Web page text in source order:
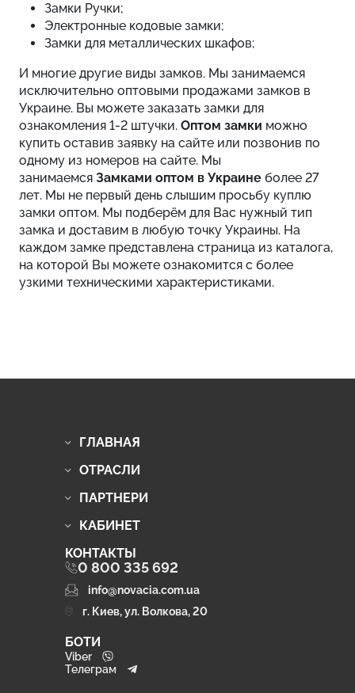
Замки Ручки;
Электронные кодовые замки;
Замки для металлических шкафов;
И многие другие виды замков. Мы занимаемся
исключительно оптовыми продажами замков в
Украине. Вы можете заказать замки для
ознакомления 1-2 штучки. Оптом замки можно
купить оставив заявку на сайте или позвонив по
одному из номеров на сайте. Мы
занимаемся Замками оптом в Украине более 27
лет. Мы не первый день слышим просьбу куплю
замки оптом. Мы подберём для Вас нужный тип
замка и доставим в любую точку Украины. На
каждом замке представлена страница из каталога,
на которой Вы можете ознакомится с более
узкими техническими характеристиками.
ГЛАВНАЯ
ОТРАСЛИ
ПАРТНЕРИ
КАБИНЕТ
КОНТАКТЫ
0 800 335 692
info@novacia.com.ua
г. Киев, ул. Волкова, 20
БОТИ
Viber
Телеграм